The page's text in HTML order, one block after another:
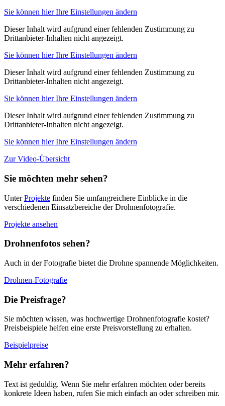
Sie können hier Ihre Einstellungen ändern
Dieser Inhalt wird aufgrund einer fehlenden Zustimmung zu
Drittanbieter-Inhalten nicht angezeigt.
Sie können hier Ihre Einstellungen ändern
Dieser Inhalt wird aufgrund einer fehlenden Zustimmung zu
Drittanbieter-Inhalten nicht angezeigt.
Sie können hier Ihre Einstellungen ändern
Dieser Inhalt wird aufgrund einer fehlenden Zustimmung zu
Drittanbieter-Inhalten nicht angezeigt.
Sie können hier Ihre Einstellungen ändern
Zur Video-Übersicht
Sie möchten mehr sehen?
UnterProjekte finden Sie umfangreichere Einblicke in die
verschiedenen Einsatzbereiche der Drohnenfotografie.
Projekte ansehen
Drohnenfotos sehen?
Auch in der Fotografie bietet die Drohne spannende Möglichkeiten.
Drohnen-Fotografie
Die Preisfrage?
Sie möchten wissen, was hochwertige Drohnenfotografie kostet?
Preisbeispiele helfen eine erste Preisvorstellung zu erhalten.
Beispielpreise
Mehr erfahren?
Text ist geduldig. Wenn Sie mehr erfahren möchten oder bereits
konkrete Ideen haben, rufen Sie mich einfach an oder schreiben mir.